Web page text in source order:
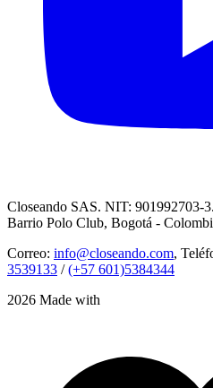
Closeando SAS. NIT: 901992703-
Barrio Polo Club, Bogotá -
Correo: info@closeando.com,
3539133 /(+57 601)5384344
2026 Made with